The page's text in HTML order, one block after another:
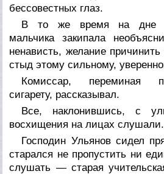
бессовестных глаз.
В то же время на дне
мальчика закипала
ненависть, желание
стыд этому сильному,
Комиссар, переминая
сигарету, рассказывал.
Все, наклонившись, с
восхищения на лицах слушали.
Господин Ульянов сидел
старался не пропустить ни
слушать — старая